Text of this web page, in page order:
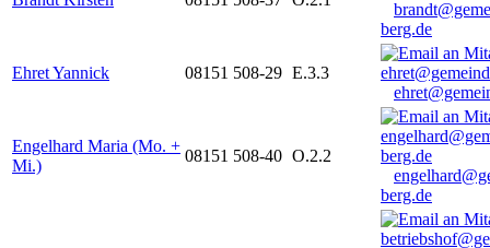
berg.de
Ehret Yannick 08151 508-29 E.3.3
Engelhard Maria (Mo. +
Mi.)
08151 508-40 O.2.2
berg.de